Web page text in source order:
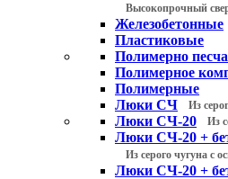
Высокопрочный
Железобетонные
Пластиковые
Полимерно
Полимерное
Полимерные
Люки СЧ
Из
Люки СЧ-20 Из
Люки СЧ-20 +
Из серого чугуна с
Люки СЧ-20 +